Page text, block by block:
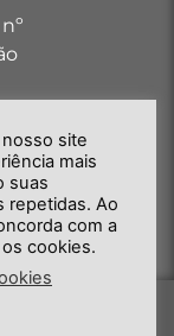
à GOB-SP |
do GOB-SP
site
mais
suas
repetidas. Ao
com a
cookies.